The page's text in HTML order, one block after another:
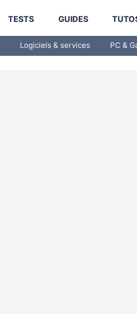
TESTS GUIDES
Logiciels & services PC &